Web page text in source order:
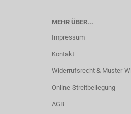
MEHR ÜBER...
Impressum
Kontakt
Widerrufsrecht & Muster-
Online-Streitbeilegung
AGB